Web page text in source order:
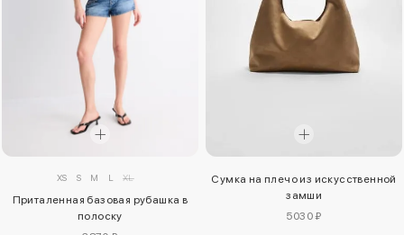
XS S M L XL
Приталенная базовая рубашка в
полоску
Сумка на плечо из искусственной
замши
5030 ₽